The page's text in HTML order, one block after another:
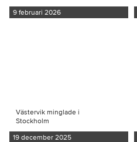
9 februari 2026
Västervik minglade i
Stockholm
19 december 2025